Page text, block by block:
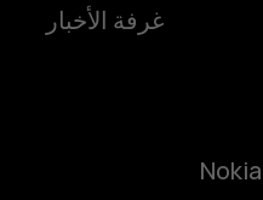
غرفة الأخبار